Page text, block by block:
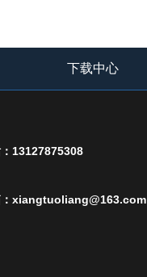
下载中心
13127875308
：xiangtuoliang@163.com